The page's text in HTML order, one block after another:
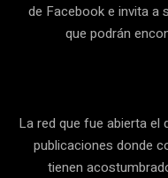
de Facebook e invita a
que podrán
La red que fue abierta el
publicaciones donde
tienen